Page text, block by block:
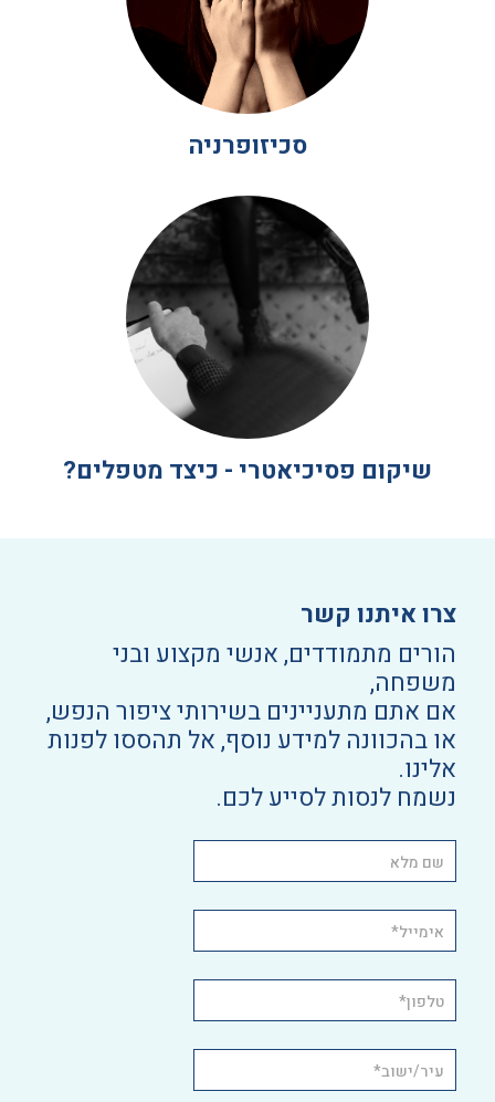
סכיזופרניה
שיקום פסיכיאטרי - כיצד מטפלים?
צרו איתנו קשר
הורים מתמודדים, אנשי מקצוע ובני
משפחה,
אם אתם מתעניינים בשירותי ציפור הנפש,
או בהכוונה למידע נוסף, אל תהססו לפנות
אלינו.
נשמח לנסות לסייע לכם.